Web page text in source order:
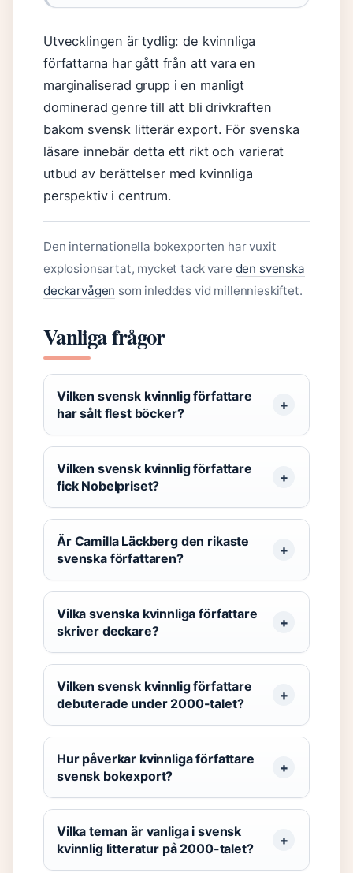
Utvecklingen är tydlig: de kvinnliga
författarna har gått från att vara en
marginaliserad grupp i en manligt
dominerad genre till att bli drivkraften
bakom svensk litterär export. För svenska
läsare innebär detta ett rikt och varierat
utbud av berättelser med kvinnliga
perspektiv i centrum.
Den internationella bokexporten har vuxit
explosionsartat, mycket tack vare den svenska
deckarvågen som inleddes vid millennieskiftet.
Vanliga frågor
Vilken svensk kvinnlig författare
har sålt flest böcker?
Vilken svensk kvinnlig författare
fick Nobelpriset?
Är Camilla Läckberg den rikaste
svenska författaren?
Vilka svenska kvinnliga författare
skriver deckare?
Vilken svensk kvinnlig författare
debuterade under 2000-talet?
Hur påverkar kvinnliga författare
svensk bokexport?
Vilka teman är vanliga i svensk
kvinnlig litteratur på 2000-talet?